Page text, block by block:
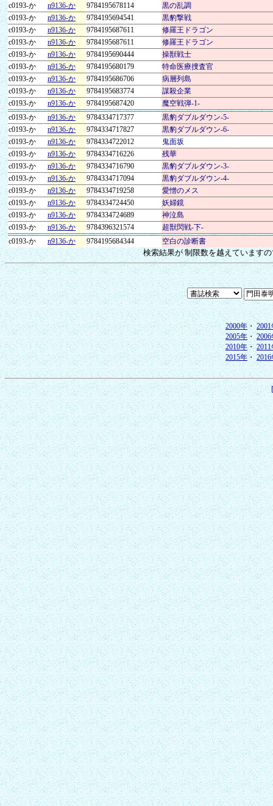
c0193-か
n9136-か 9784195678114
黒の乱調
c0193-か
n9136-か 9784195694541
黒豹撃戦
c0193-か
n9136-か 9784195687611
修羅王ドラゴン
c0193-か
n9136-か 9784195687611
修羅王ドラゴン
c0193-か
n9136-か 9784195690444
操獣戦士
c0193-か
n9136-か 9784195680179
特命医療捜査官
c0193-か
n9136-か 9784195686706
病層列島
c0193-か
n9136-か 9784195683774
謀殺企業
c0193-か
n9136-か 9784195687420
魔空戦弾-1-
c0193-か
n9136-か 9784334717377
黒豹ダブルダウン-5-
c0193-か
n9136-か 9784334717827
黒豹ダブルダウン-6-
c0193-か
n9136-か 9784334722012
鬼面坂
c0193-か
n9136-か 9784334716226
残華
c0193-か
n9136-か 9784334716790
黒豹ダブルダウン-3-
c0193-か
n9136-か 9784334717094
黒豹ダブルダウン-4-
c0193-か
n9136-か 9784334719258
愛憎のメス
c0193-か
n9136-か 9784334724450
妖婦鏡
c0193-か
n9136-か 9784334724689
神泣島
c0193-か
n9136-か 9784396321574
超獣閃戦-下-
c0193-か
n9136-か 9784195684344 空白の診断書
検索結果が 制限数を越えています
2000年・2001
2005年・2006
2010年・2011
2015年・2016